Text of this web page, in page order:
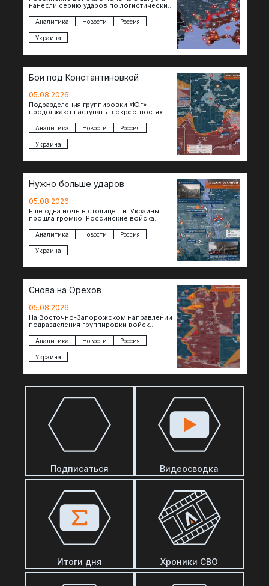
нанесли серию ударов по логистическим
Днепропетровской областях. Под…
Аналитика Новости Россия
Украина
Бои под Константиновкой
05.08.2026
Подразделения группировки «Юг»
продолжают наступать в окрестностях
города. Пока на восточном фланге идут
ожесточенные бои за окраины…
Аналитика Новости Россия
Украина
Нужно больше ударов
05.08.2026
Ещё одна ночь в столице т.н. Украины
прошла громко. Российские войска
объекты и предприятия в Киеве и
окрестностях….
Аналитика Новости Россия
Украина
Снова на Орехов
05.08.2026
На Восточно-Запорожском направлении
подразделения группировки войск
фронта. Взятая после продолжительного
наступления пауза позволила
восстановить боеспособность…
Аналитика Новости Россия
Украина
Подписаться Видеосводка
Итоги дня Хроники СВО